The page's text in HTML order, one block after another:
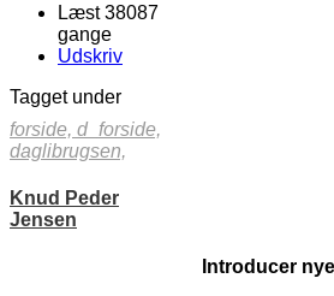
Læst 38087
gange
Udskriv
Tagget under
forside, d_forside,
daglibrugsen,
Knud Peder
Jensen
Introducer